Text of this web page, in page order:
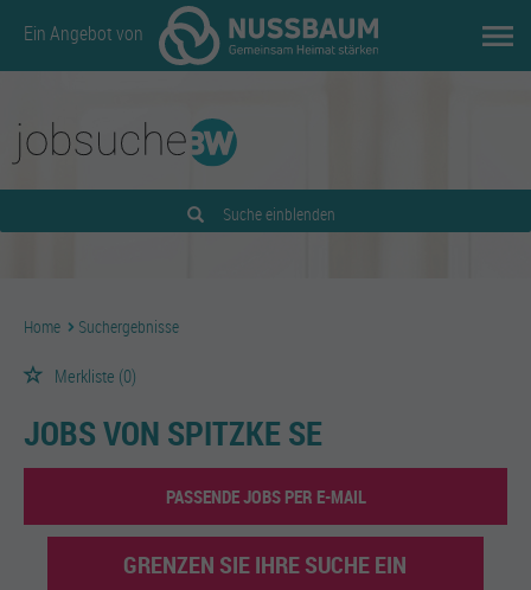
Ein Angebot von
Suche einblenden
Home Suchergebnisse
Merkliste (0)
JOBS VON SPITZKE SE
PASSENDE JOBS PER E-MAIL
GRENZEN SIE IHRE SUCHE EIN